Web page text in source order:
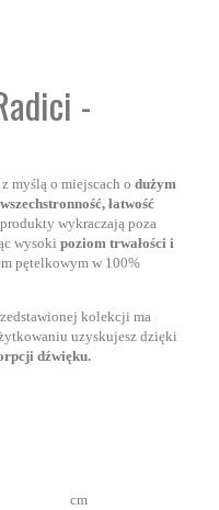
-
myślą o miejscach o dużym
łatwość
produkty wykraczają poza
wysoki poziom trwałości i
pętelkowym w 100%
kolekcji ma
uzyskujesz dzięki
dźwięku.
cm